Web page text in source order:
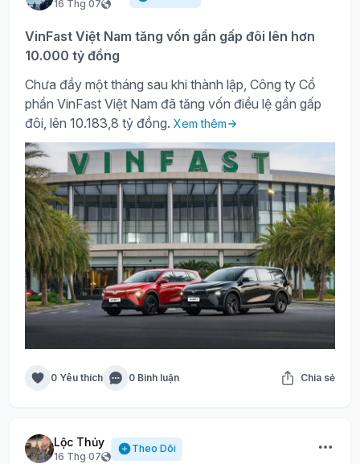
16 Thg 07
VinFast Việt Nam tăng vốn gần gấp đôi lên hơn
10.000 tỷ đồng
Chưa đầy một tháng sau khi thành lập, Công ty Cổ
phần VinFast Việt Nam đã tăng vốn điều lệ gần gấp
đôi, lên 10.183,8 tỷ đồng. Xem thêm
0 Yêu thích 0 Bình luận Chia sẻ
Lộc Thủy
16 Thg 07
Theo Dõi